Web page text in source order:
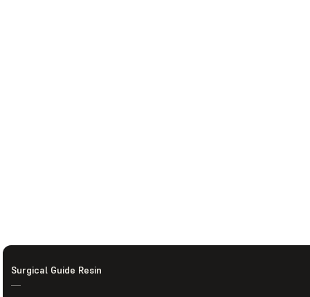
Surgical Guide Resin
—